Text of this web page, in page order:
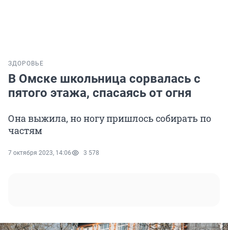
ЗДОРОВЬЕ
В Омске школьница сорвалась с
пятого этажа, спасаясь от огня
Она выжила, но ногу пришлось собирать по
частям
7 октября 2023, 14:06 3 578